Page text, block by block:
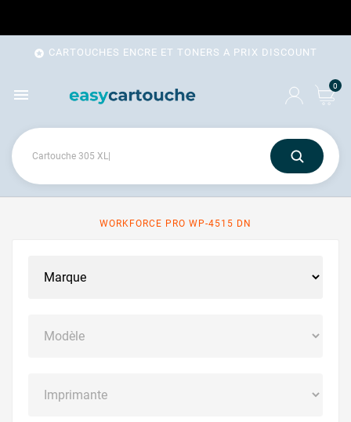
 CARTOUCHES ENCRE ET TONERS A PRIX DISCOUNT
 0
WORKFORCE PRO WP-4515 DN